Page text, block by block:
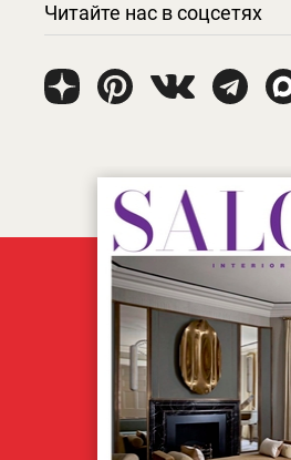
Читайте нас в соцсетях